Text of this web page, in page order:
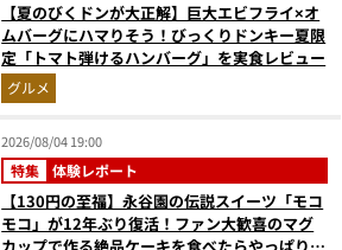
【夏のびくドンが大正解】巨大エビフライ×オ
ムバーグにハマりそう！びっくりドンキー夏限
定「トマト弾けるハンバーグ」を実食レビュー
グルメ
2026/08/04 19:00
特集 体験レポート
【130円の至福】永谷園の伝説スイーツ「モコ
モコ」が12年ぶり復活！ファン大歓喜のマグ